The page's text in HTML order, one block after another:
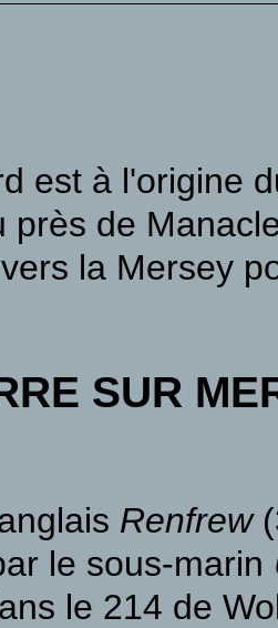
est à l'origine
près de
la Mersey
SUR
Renfrew
le sous-marin
le 214 de